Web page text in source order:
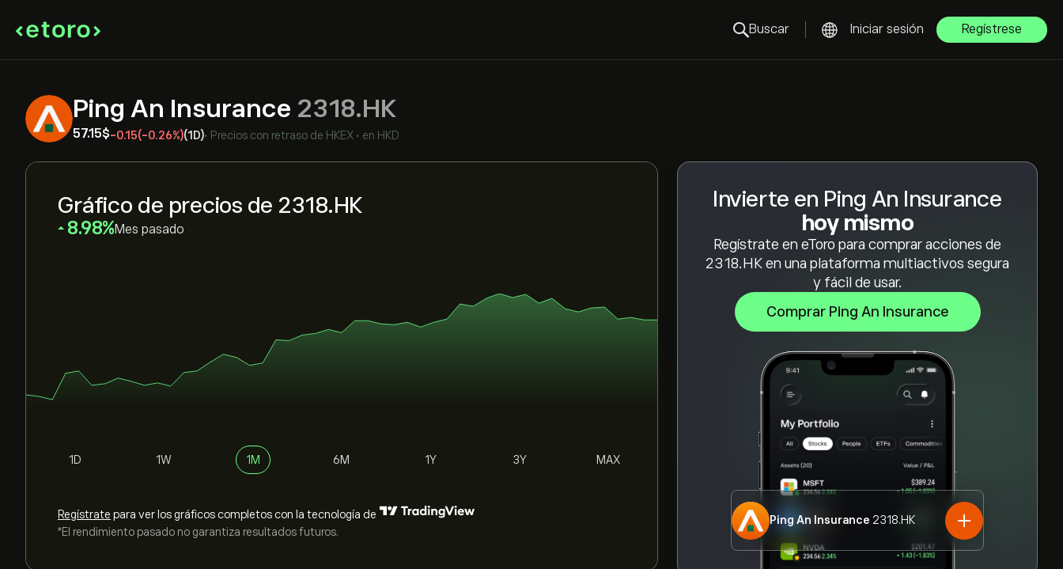
Buscar Iniciar sesión Regístrese
Ping An Insurance 2318.HK
57.15‎$‎-0.15(-0.26%)(1D)• Precios con retraso de HKEX • en HKD
Invierte en Ping An Insurance
hoy mismo
Regístrate en eToro para comprar acciones de
2318.HK en una plataforma multiactivos segura
y fácil de usar.
Comprar Ping An Insurance
Ping An Insurance 2318.HK
Gráfico de precios de 2318.HK
‎8.98‎ Mes pasado
1D 1W 1M 6M 1Y 3Y MAX
Regístrate para ver los gráficos completos con la tecnología de
*El rendimiento pasado no garantiza resultados futuros.